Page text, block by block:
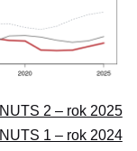
2 – rok 2025
1 – rok 2024